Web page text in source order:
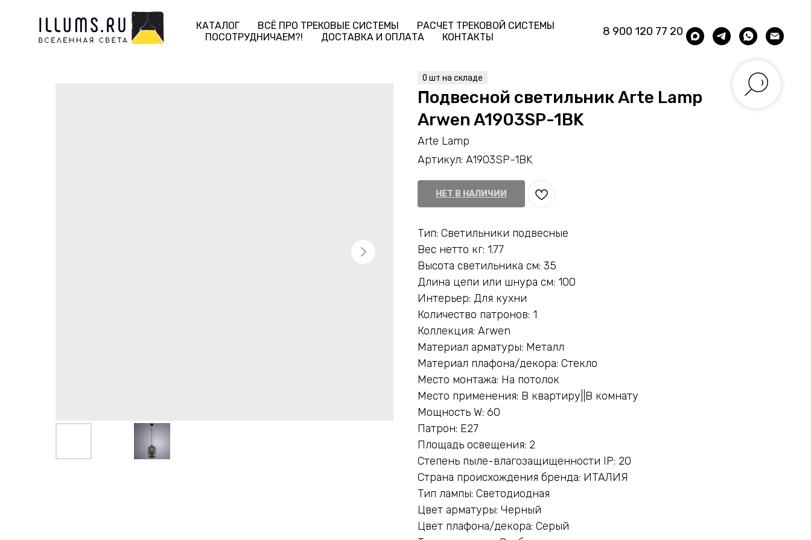
КАТАЛОГ ВСЁ ПРО ТРЕКОВЫЕ СИСТЕМЫ
РАСЧЕТ ТРЕКОВОЙ СИСТЕМЫ
ПОСОТРУДНИЧАЕМ?!
ДОСТАВКА И ОПЛАТА КОНТАКТЫ 8 900 120 77 20
Подвесной светильник Arte Lamp
Arwen A1903SP-1BK
Arte Lamp
Артикул: A1903SP-1BK
НЕТ В НАЛИЧИИ
Тип: Светильники подвесные
Вес нетто кг: 1.77
Высота светильника см: 35
Длина цепи или шнура см: 100
Интерьер: Для кухни
Количество патронов: 1
Коллекция: Arwen
Материал арматуры: Металл
Материал плафона/декора: Стекло
Место монтажа: На потолок
Место применения: В квартиру||В комнату
Мощность W: 60
Патрон: E27
Площадь освещения: 2
Степень пыле-влагозащищенности IP: 20
Страна происхождения бренда: ИТАЛИЯ
Тип лампы: Светодиодная
Цвет арматуры: Черный
Цвет плафона/декора: Серый